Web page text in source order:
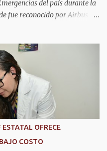
del país durante la
fue reconocido por Airbus
Este encuentro
e internacionales y
para intercambiar
más avanzadas en la
Álvarez, señaló que este
operativa, la
y los modelos
que distinguen al C5i de
un referente nacional en
OFRECE
COSTO